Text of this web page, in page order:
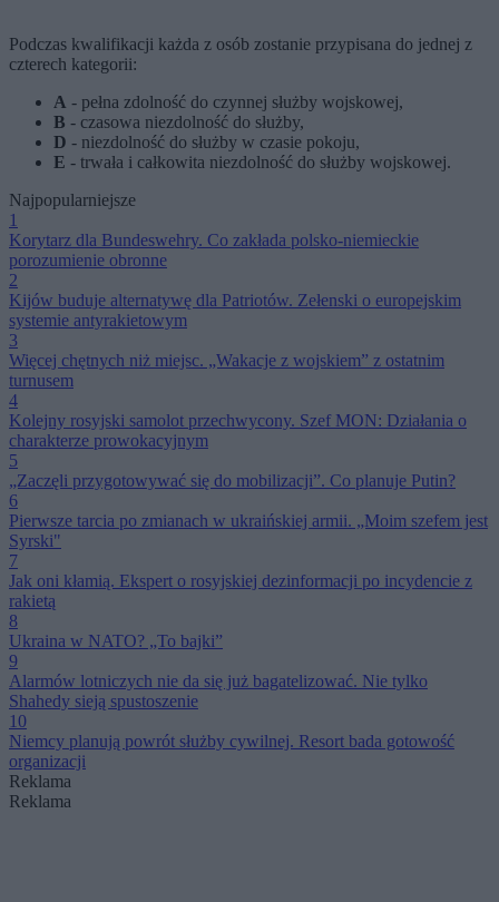
Podczas kwalifikacji każda z osób zostanie przypisana do jednej z
czterech kategorii:
A - pełna zdolność do czynnej służby wojskowej,
B - czasowa niezdolność do służby,
D - niezdolność do służby w czasie pokoju,
E - trwała i całkowita niezdolność do służby wojskowej.
Najpopularniejsze
1
Korytarz dla Bundeswehry. Co zakłada polsko-niemieckie
porozumienie obronne
2
Kijów buduje alternatywę dla Patriotów. Zełenski o europejskim
systemie antyrakietowym
3
Więcej chętnych niż miejsc. „Wakacje z wojskiem” z ostatnim
turnusem
4
Kolejny rosyjski samolot przechwycony. Szef MON: Działania o
charakterze prowokacyjnym
5
„Zaczęli przygotowywać się do mobilizacji”. Co planuje Putin?
6
Pierwsze tarcia po zmianach w ukraińskiej armii. „Moim szefem jest
Syrski"
7
Jak oni kłamią. Ekspert o rosyjskiej dezinformacji po incydencie z
rakietą
8
Ukraina w NATO? „To bajki”
9
Alarmów lotniczych nie da się już bagatelizować. Nie tylko
Shahedy sieją spustoszenie
10
Niemcy planują powrót służby cywilnej. Resort bada gotowość
organizacji
Reklama
Reklama